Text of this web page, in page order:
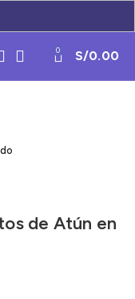
0 S/0.00
de Atún en